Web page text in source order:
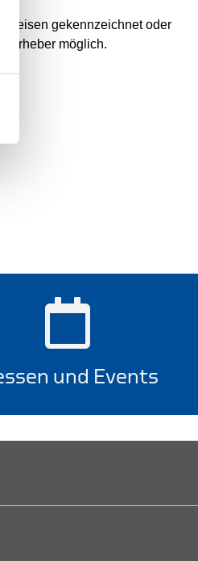
gekennzeichnet oder
Urheber möglich.
und Events